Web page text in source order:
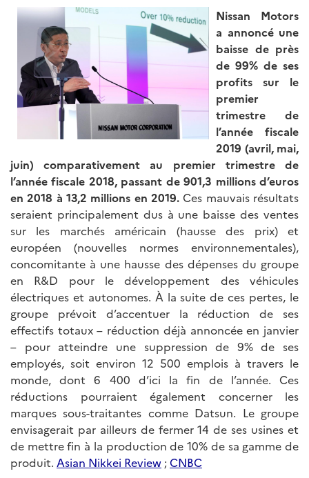
Nissan Motors
a annoncé une
baisse de près
de 99% de ses
profits sur le
premier
trimestre de
l’année fiscale
2019 (avril, mai,
juin) comparativement au premier trimestre de
l’année fiscale 2018, passant de 901,3 millions d’euros
en 2018 à 13,2 millions en 2019. Ces mauvais résultats
seraient principalement dus à une baisse des ventes
sur les marchés américain (hausse des prix) et
européen (nouvelles normes environnementales),
concomitante à une hausse des dépenses du groupe
en R&D pour le développement des véhicules
électriques et autonomes. À la suite de ces pertes, le
groupe prévoit d’accentuer la réduction de ses
effectifs totaux – réduction déjà annoncée en janvier
– pour atteindre une suppression de 9% de ses
employés, soit environ 12 500 emplois à travers le
monde, dont 6 400 d’ici la fin de l’année. Ces
réductions pourraient également concerner les
marques sous-traitantes comme Datsun. Le groupe
envisagerait par ailleurs de fermer 14 de ses usines et
de mettre fin à la production de 10% de sa gamme de
produit. Asian Nikkei Review ;CNBC